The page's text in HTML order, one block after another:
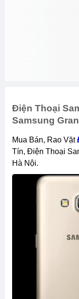
Điện Thoại
Samsung
Mua Bán, Rao Vặt
Tín, Điện Thoại
Hà Nội.